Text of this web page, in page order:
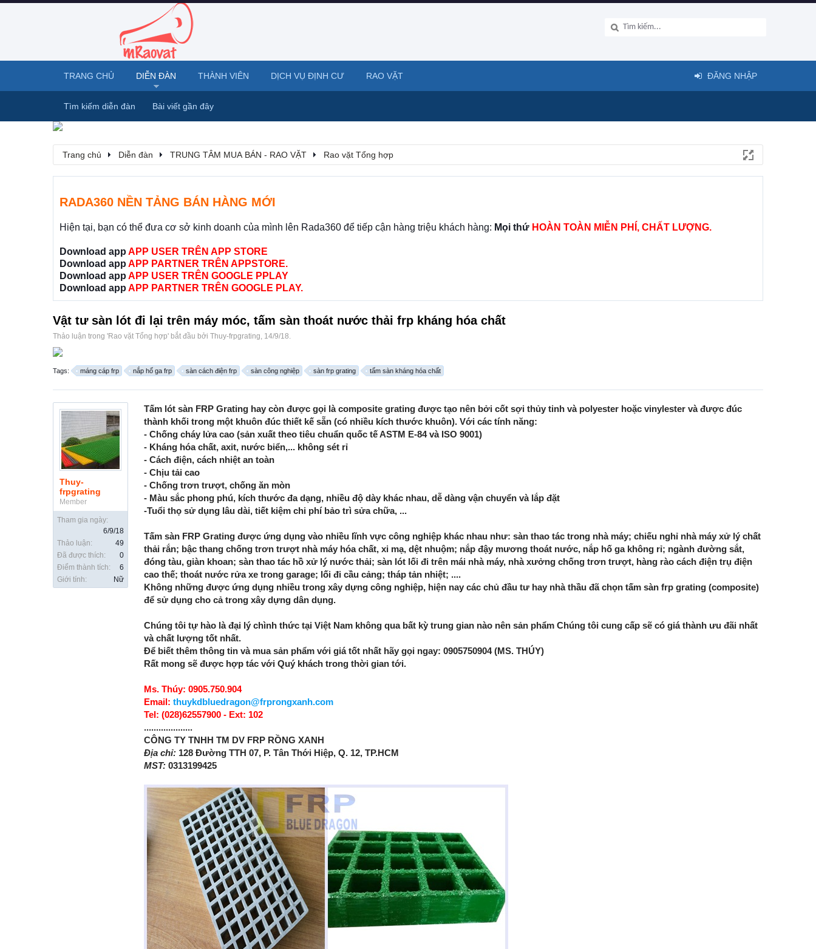
Trang chủ Diễn đàn TRUNG TÂM MUA BÁN - RAO VẶT Rao vặt Tổng hợp
RADA360 NỀN TẢNG BÁN HÀNG MỚI
Hiện tại, bạn có thể đưa cơ sở kinh doanh của mình lên Rada360 để tiếp cận hàng triệu khách hàng: Mọi thứ HOÀN TOÀN MIỄN PHÍ, CHẤT LƯỢNG.
Download app APP USER TRÊN APP STORE
Download app APP PARTNER TRÊN APPSTORE.
Download app APP USER TRÊN GOOGLE PPLAY
Download app APP PARTNER TRÊN GOOGLE PLAY.
Vật tư sàn lót đi lại trên máy móc, tấm sàn thoát nước thải frp kháng hóa chất
Thảo luận trong 'Rao vặt Tổng hợp' bắt đầu bởi Thuy-frpgrating, 14/9/18.
Tags: máng cáp frp nắp hố ga frp sàn cách điện frp sàn công nghiệp sàn frp grating tấm sàn kháng hóa chất
Thuy-
frpgrating
Member
Tham gia ngày:
6/9/18
Thảo luận:
49
Đã được thích:
0
Điểm thành tích:
6
Giới tính:
Nữ
Tấm lót sàn FRP Grating hay còn được gọi là composite grating được tạo nên bởi cốt sợi thủy tinh và polyester hoặc vinylester và được đúc
thành khối trong một khuôn đúc thiết kế sẵn (có nhiều kích thước khuôn). Với các tính năng:
- Chống cháy lửa cao (sản xuất theo tiêu chuẩn quốc tế ASTM E-84 và ISO 9001)
- Kháng hóa chất, axit, nước biển,... không sét rỉ
- Cách điện, cách nhiệt an toàn
- Chịu tải cao
- Chống trơn trượt, chống ăn mòn
- Màu sắc phong phú, kích thước đa dạng, nhiều độ dày khác nhau, dễ dàng vận chuyển và lắp đặt
-Tuổi thọ sử dụng lâu dài, tiết kiệm chi phí bảo trì sửa chữa, ...
Tấm sàn FRP Grating được ứng dụng vào nhiều lĩnh vực công nghiệp khác nhau như: sàn thao tác trong nhà máy; chiếu nghỉ nhà máy xử lý chất
thải rắn; bậc thang chống trơn trượt nhà máy hóa chất, xi mạ, dệt nhuộm; nắp đậy mương thoát nước, nắp hố ga không rỉ; ngành đường sắt,
đóng tàu, giàn khoan; sàn thao tác hồ xử lý nước thải; sàn lót lối đi trên mái nhà máy, nhà xưởng chống trơn trượt, hàng rào cách điện trụ điện
cao thế; thoát nước rửa xe trong garage; lối đi cầu cảng; tháp tản nhiệt; ....
Không những được ứng dụng nhiều trong xây dựng công nghiệp, hiện nay các chủ đầu tư hay nhà thầu đã chọn tấm sàn frp grating (composite)
để sử dụng cho cả trong xây dựng dân dụng.
Chúng tôi tự hào là đại lý chình thức tại Việt Nam không qua bất kỳ trung gian nào nên sản phẩm Chúng tôi cung cấp sẽ có giá thành ưu đãi nhất
và chất lượng tốt nhất.
Để biết thêm thông tin và mua sản phẩm với giá tốt nhất hãy gọi ngay: 0905750904 (MS. THÚY)
Rất mong sẽ được hợp tác với Quý khách trong thời gian tới.
Ms. Thúy: 0905.750.904
Email: thuykdbluedragon@frprongxanh.com
Tel: (028)62557900 - Ext: 102
....................
CÔNG TY TNHH TM DV FRP RỒNG XANH
Địa chỉ: 128 Đường TTH 07, P. Tân Thới Hiệp, Q. 12, TP.HCM
MST: 0313199425
TRANG CHỦ DIỄN ĐÀN
Tìm kiếm diễn đàn Bài viết gần đây
THÀNH VIÊN DỊCH VỤ ĐỊNH CƯ RAO VẶT ĐĂNG NHẬP